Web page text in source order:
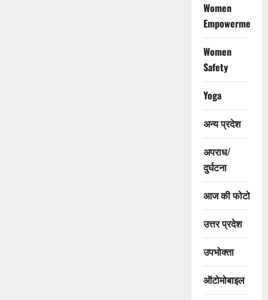
Women
Empowerment
Women
Safety
Yoga
अन्य प्रदेश
अपराध/
दुर्घटना
आज की फोटो
उत्तर प्रदेश
उपभोक्ता
ऑटोमोबाइल